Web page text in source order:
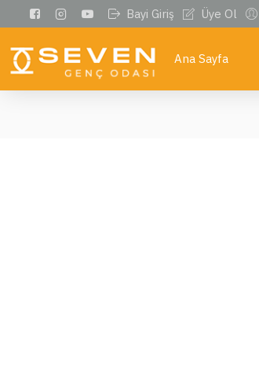
Bayi Giriş Üye Ol
Ana Sayfa